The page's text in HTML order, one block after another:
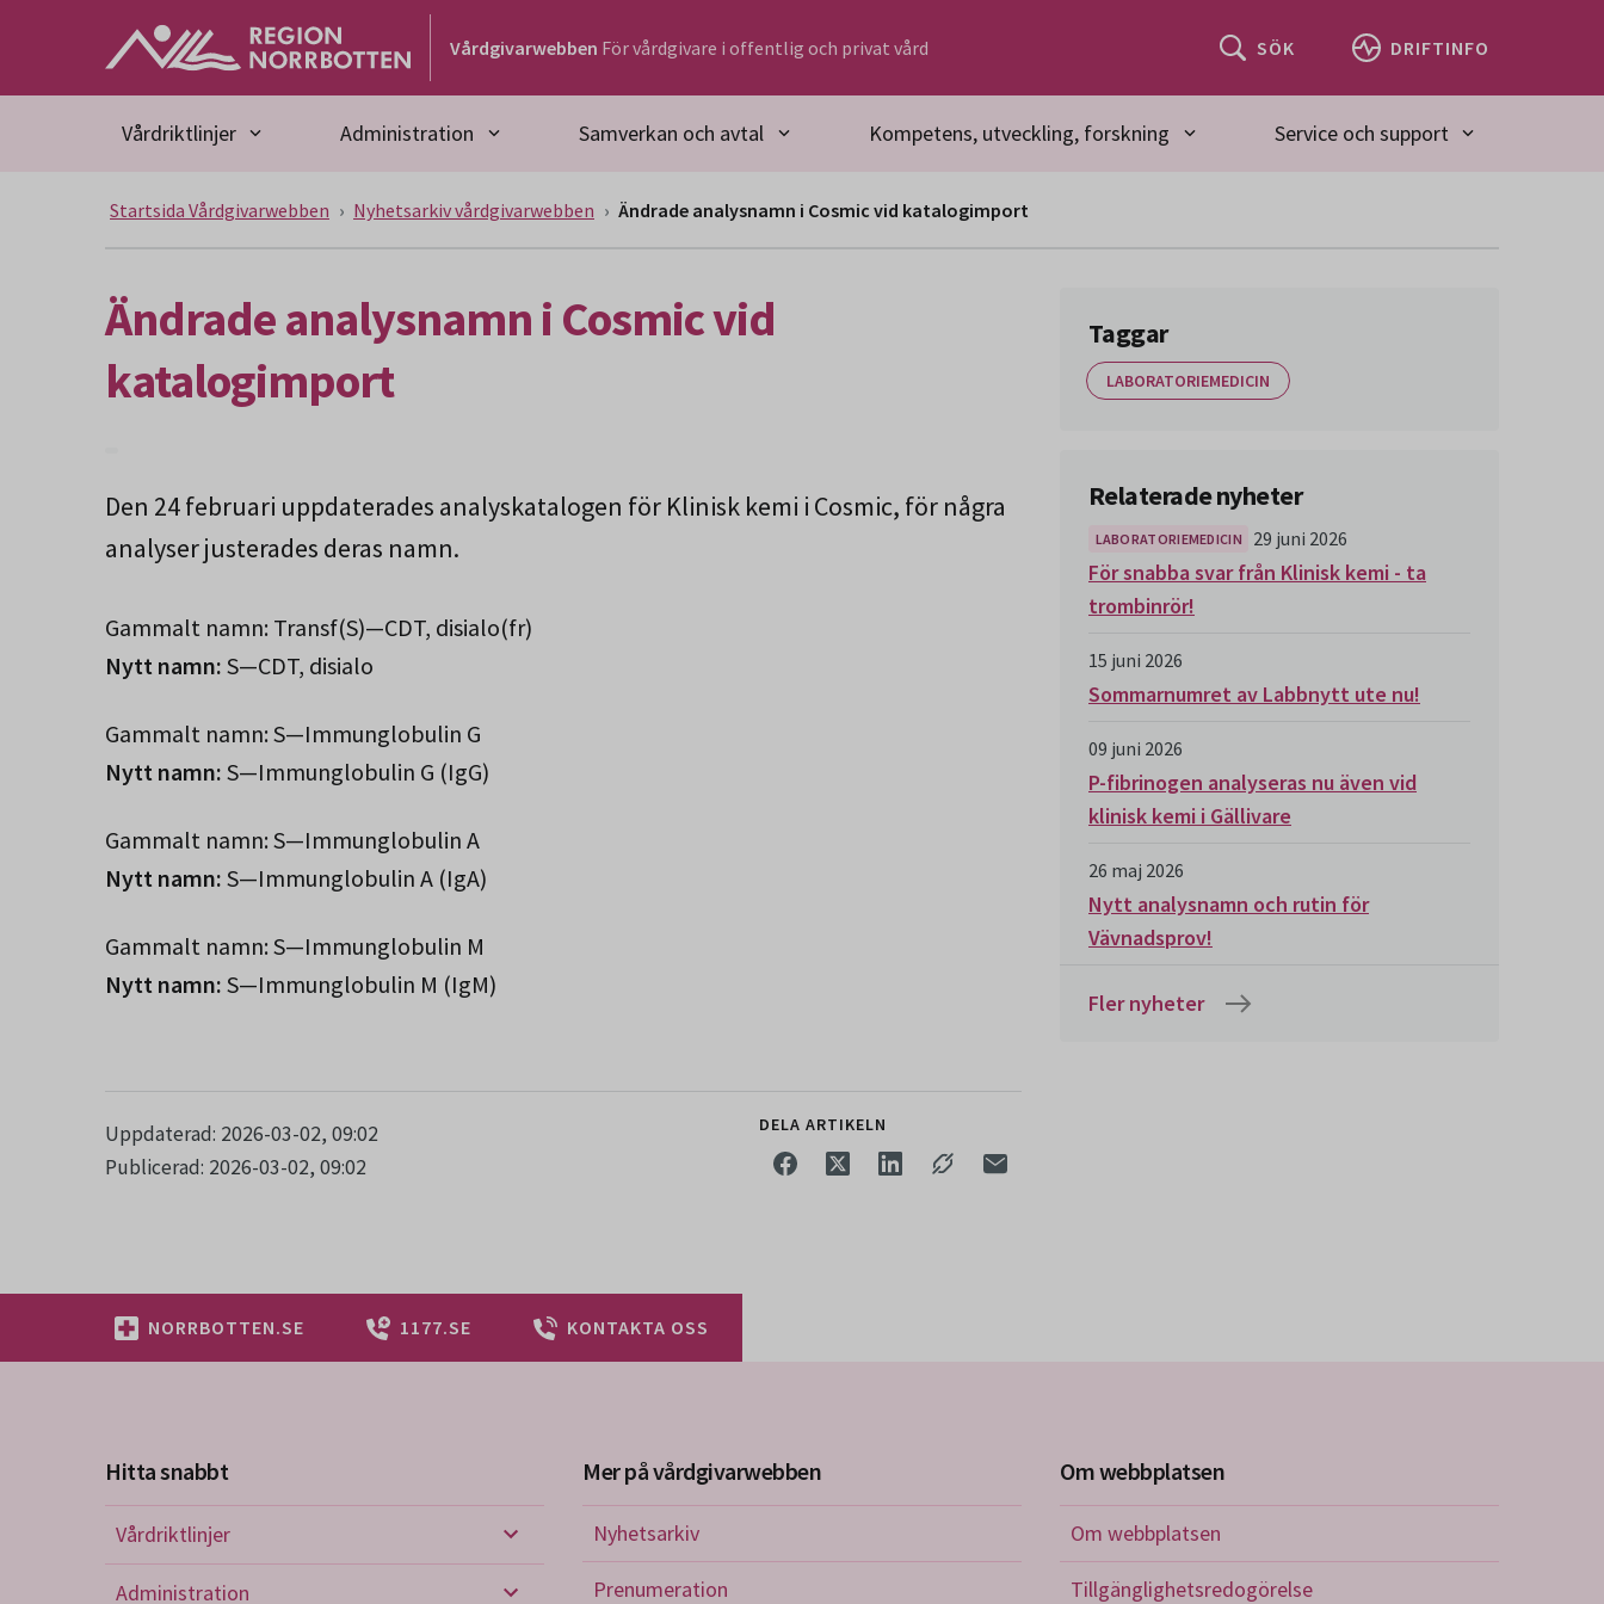
Gå till huvudmeny
Gå till övergripande innehåll
Vårdgivarwebben För vårdgivare i offentlig och privat vård SÖK DRIFTINFO
Vårdriktlinjer Administration Samverkan och avtal Kompetens, utveckling, forskning Service och support
Startsida Vårdgivarwebben Nyhetsarkiv vårdgivarwebben Ändrade analysnamn i Cosmic vid katalogimport
Ändrade analysnamn i Cosmic vid
katalogimport
Den 24 februari uppdaterades analyskatalogen för Klinisk kemi i Cosmic, för några
analyser justerades deras namn.
Gammalt namn: Transf(S)—CDT, disialo(fr)
Nytt namn: S—CDT, disialo
Gammalt namn: S—Immunglobulin G
Nytt namn: S—Immunglobulin G (IgG)
Gammalt namn: S—Immunglobulin A
Nytt namn: S—Immunglobulin A (IgA)
Gammalt namn: S—Immunglobulin M
Nytt namn: S—Immunglobulin M (IgM)
Uppdaterad: 2026-03-02, 09:02
Publicerad: 2026-03-02, 09:02
DELA ARTIKELN
Taggar
LABORATORIEMEDICIN
Relaterade nyheter
LABORATORIEMEDICIN 29 juni 2026
För snabba svar från Klinisk kemi - ta
trombinrör!
15 juni 2026
Sommarnumret av Labbnytt ute nu!
09 juni 2026
P-fibrinogen analyseras nu även vid
klinisk kemi i Gällivare
26 maj 2026
Nytt analysnamn och rutin för
Vävnadsprov!
Fler nyheter
NORRBOTTEN.SE 1177.SE KONTAKTA OSS
Hitta snabbt
Vårdriktlinjer
Vårdriktlinjer
Administration
Mer på vårdgivarwebben
Nyhetsarkiv
Prenumeration
Om webbplatsen
Om webbplatsen
Tillgänglighetsredogörelse